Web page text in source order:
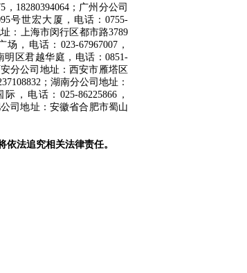
18280394064；广州分公司
号世宏大厦，电话：0755-
：上海市闵行区都市路3789
，电话：023-67967007，
明区君越华庭，电话：0851-
安分公司地址：西安市雁塔区
；湖南分公司地址：
，电话：025-86225866，
司地址： 安徽省合肥市蜀山
法追究相关法律责任。